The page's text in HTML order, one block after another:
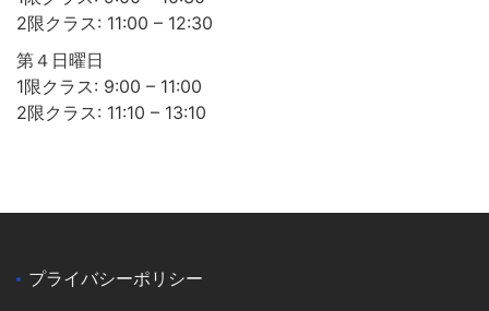
2限クラス: 11:00 – 12:30
第４日曜日
1限クラス: 9:00 – 11:00
2限クラス: 11:10 – 13:10
プライバシーポリシー